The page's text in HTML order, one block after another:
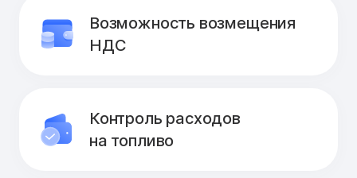
Возможность возмещения
НДС
Контроль расходов
на топливо